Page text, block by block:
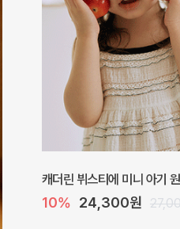
캐더린 뷔스티에 미니 아기
10% 24,300원